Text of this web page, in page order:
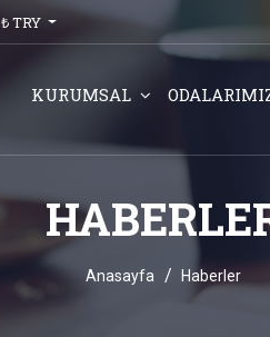
₺ TRY
KURUMSAL
Anasayfa Haberler